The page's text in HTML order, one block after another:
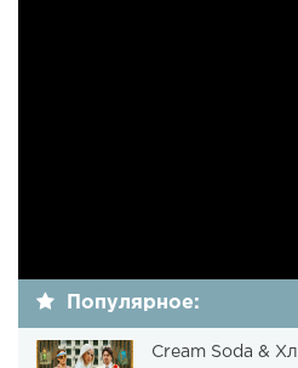
Популярное:
Cream Soda &